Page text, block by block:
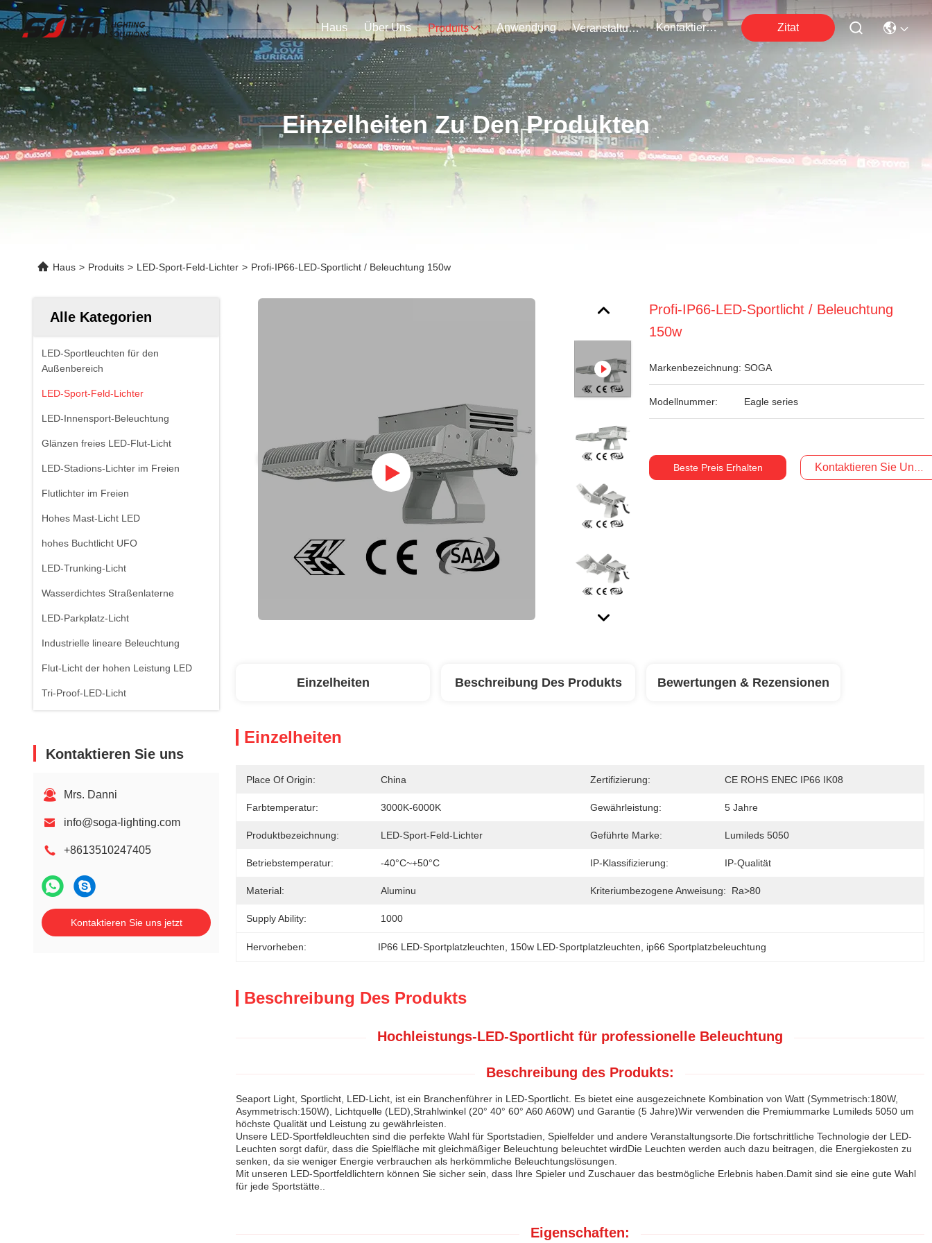
Haus Über Uns Produits Anwendung Veranstaltungen Kontaktieren Sie Uns Zitat
Einzelheiten Zu Den Produkten
Haus > Produits > LED-Sport-Feld-Lichter > Profi-IP66-LED-Sportlicht / Beleuchtung 150w
Alle Kategorien
LED-Sportleuchten für den
Außenbereich
LED-Sport-Feld-Lichter
LED-Innensport-Beleuchtung
Glänzen freies LED-Flut-Licht
LED-Stadions-Lichter im Freien
Flutlichter im Freien
Hohes Mast-Licht LED
hohes Buchtlicht UFO
LED-Trunking-Licht
Wasserdichtes Straßenlaterne
LED-Parkplatz-Licht
Industrielle lineare Beleuchtung
Flut-Licht der hohen Leistung LED
Tri-Proof-LED-Licht
Kontaktieren Sie uns
Mrs. Danni
info@soga-lighting.com
+8613510247405
Kontaktieren Sie uns jetzt
Profi-IP66-LED-Sportlicht / Beleuchtung
150w
Markenbezeichnung: SOGA
Modellnummer: Eagle series
Beste Preis Erhalten Kontaktieren Sie Uns
Einzelheiten Beschreibung Des Produkts Bewertungen & Rezensionen
Einzelheiten
Place Of Origin: China Zertifizierung: CE ROHS ENEC IP66 IK08
Farbtemperatur: 3000K-6000K Gewährleistung: 5 Jahre
Produktbezeichnung: LED-Sport-Feld-Lichter Geführte Marke: Lumileds 5050
Betriebstemperatur: -40°C~+50°C IP-Klassifizierung: IP-Qualität
Material: Aluminu Kriteriumbezogene Anweisung: Ra>80
Supply Ability: 1000
Hervorheben: IP66 LED-Sportplatzleuchten 150w LED-Sportplatzleuchten ip66 Sportplatzbeleuchtung
Beschreibung Des Produkts
Hochleistungs-LED-Sportlicht für professionelle Beleuchtung
Beschreibung des Produkts:
Seaport Light, Sportlicht, LED-Licht, ist ein Branchenführer in LED-Sportlicht. Es bietet eine ausgezeichnete Kombination von Watt (Symmetrisch:180W,
Asymmetrisch:150W), Lichtquelle (LED),Strahlwinkel (20° 40° 60° A60 A60W) und Garantie (5 Jahre)Wir verwenden die Premiummarke Lumileds 5050 um
höchste Qualität und Leistung zu gewährleisten.
Unsere LED-Sportfeldleuchten sind die perfekte Wahl für Sportstadien, Spielfelder und andere Veranstaltungsorte.Die fortschrittliche Technologie der LED-
Leuchten sorgt dafür, dass die Spielfläche mit gleichmäßiger Beleuchtung beleuchtet wirdDie Leuchten werden auch dazu beitragen, die Energiekosten zu
senken, da sie weniger Energie verbrauchen als herkömmliche Beleuchtungslösungen.
Mit unseren LED-Sportfeldlichtern können Sie sicher sein, dass Ihre Spieler und Zuschauer das bestmögliche Erlebnis haben.Damit sind sie eine gute Wahl
für jede Sportstätte..
Eigenschaften: